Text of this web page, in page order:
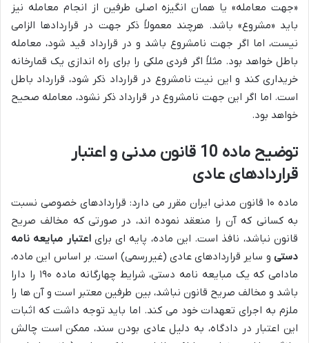
«جهت معامله» یا همان انگیزه اصلی طرفین از انجام معامله نیز
باید «مشروع» باشد. هرچند معمولاً ذکر جهت در قراردادها الزامی
نیست، اما اگر جهت نامشروع باشد و در قرارداد قید شود، معامله
باطل خواهد بود. مثلاً اگر فردی ملکی را برای راه اندازی یک قمارخانه
خریداری کند و این نیت نامشروع در قرارداد ذکر شود، قرارداد باطل
است. اما اگر این جهت نامشروع در قرارداد ذکر نشود، معامله صحیح
خواهد بود.
توضیح ماده 10 قانون مدنی و اعتبار
قراردادهای عادی
ماده ۱۰ قانون مدنی ایران مقرر می دارد: قراردادهای خصوصی نسبت
به کسانی که آن را منعقد نموده اند، در صورتی که مخالف صریح
قانون نباشد، نافذ است. این ماده، پایه ای برایاعتبار مبایعه نامه
دستی و سایر قراردادهای عادی (غیررسمی) است. بر اساس این ماده،
مادامی که یک مبایعه نامه دستی، شرایط چهارگانه ماده ۱۹۰ را دارا
باشد و مخالف صریح قانون نباشد، بین طرفین معتبر است و آن ها را
ملزم به اجرای تعهدات خود می کند. اما باید توجه داشت که اثبات
این اعتبار در دادگاه، به دلیل عادی بودن سند، ممکن است چالش